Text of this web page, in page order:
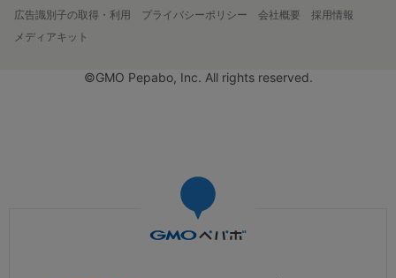
広告識別子の取得・利用
プライバシーポリシー 会社概要
採用情報
メディアキット
©GMO Pepabo, Inc. All rights reserved.